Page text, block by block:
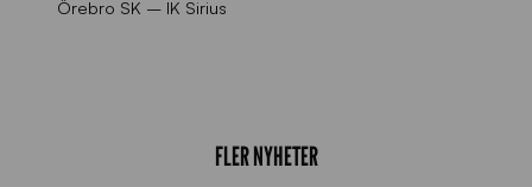
Örebro SK – IK Sirius
FLER NYHETER